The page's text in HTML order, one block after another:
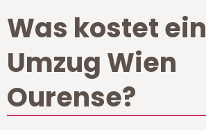
Was kostet ein
Umzug Wien
Ourense?